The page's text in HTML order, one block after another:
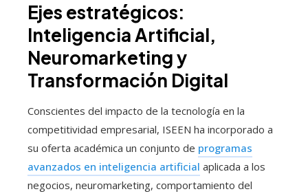
Ejes estratégicos:
Inteligencia Artificial,
Neuromarketing y
Transformación Digital
Conscientes del impacto de la tecnología en la
competitividad empresarial, ISEEN ha incorporado a
su oferta académica un conjunto de programas
avanzados en inteligencia artificial aplicada a los
negocios, neuromarketing, comportamiento del